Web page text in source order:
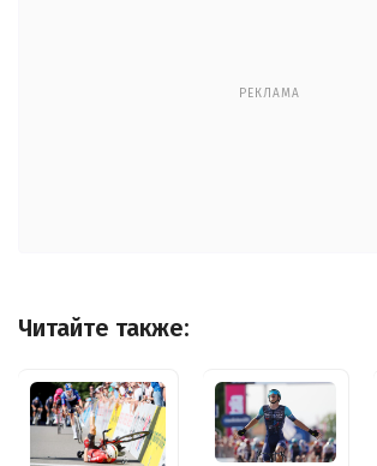
РЕКЛАМА
Читайте также: